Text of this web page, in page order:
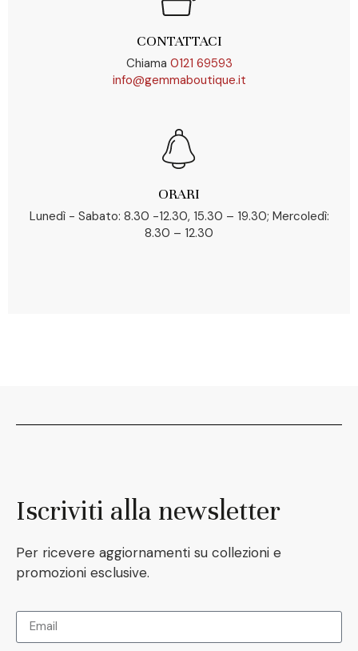
CONTATTACI
Chiama 0121 69593
info@gemmaboutique.it
ORARI
Lunedì - Sabato: 8.30 -12.30, 15.30 – 19.30; Mercoledì:
8.30 – 12.30
Iscriviti alla newsletter
Per ricevere aggiornamenti su collezioni e
promozioni esclusive.